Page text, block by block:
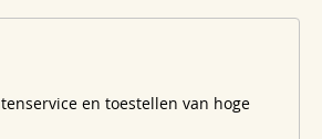
en toestellen van hoge